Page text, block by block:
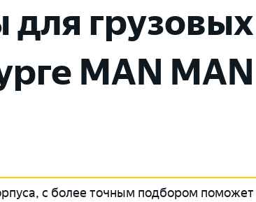
MAN
с более точным подбором